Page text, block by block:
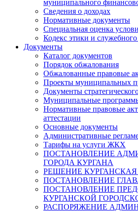
муниципального
Сведения о доходах
Нормативные документы
Специальная оценка
Кодекс этики и
Документы
Каталог документов
Порядок обжалования
Обжалованные правовые
Проекты муниципальных
Документы
Муниципальные
Нормативные правовые
аттестации
Основные документы
Административные
Тарифы на услуги ЖКХ
ПОСТАНОВЛЕНИЕ
ГОРОДА КУРГАНА
РЕШЕНИЕ
ПОСТАНОВЛЕНИЕ
ПОСТАНОВЛЕНИЕ
КУРГАНСКОЙ
РАСПОРЯЖЕНИЕ